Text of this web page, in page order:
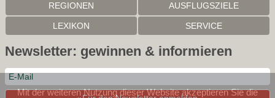
REGIONEN AUSFLUGSZIELE
LEXIKON SERVICE
Newsletter: gewinnen & informieren
Mit der weiteren Nutzung dieser Website akzeptieren Sie die